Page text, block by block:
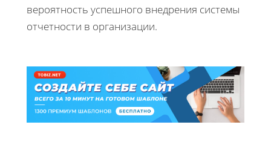
вероятность успешного внедрения системы
отчетности в организации.